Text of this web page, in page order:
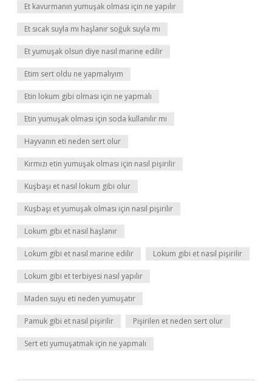
Et kavurmanın yumuşak olması için ne yapılır
Et sıcak suyla mı haşlanır soğuk suyla mı
Et yumuşak olsun diye nasıl marine edilir
Etim sert oldu ne yapmalıyım
Etin lokum gibi olması için ne yapmalı
Etin yumuşak olması için soda kullanılır mı
Hayvanın eti neden sert olur
Kırmızı etin yumuşak olması için nasıl pişirilir
Kuşbaşı et nasıl lokum gibi olur
Kuşbaşı et yumuşak olması için nasıl pişirilir
Lokum gibi et nasıl haşlanır
Lokum gibi et nasıl marine edilir Lokum gibi et nasıl pişirilir
Lokum gibi et terbiyesi nasıl yapılır
Maden suyu eti neden yumuşatır
Pamuk gibi et nasıl pişirilir Pişirilen et neden sert olur
Sert eti yumuşatmak için ne yapmalı